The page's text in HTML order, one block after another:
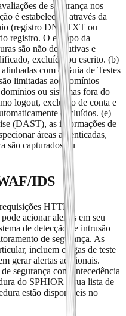
de segurança nos
é estabelecida através da
(registro DNS TXT ou
registro. O escopo da
são não destrutivas e
excluído ou escrito. (b)
com o Guia de Testes
limitadas aos domínios
ou sistemas fora do
logout, exclusão de conta e
excluídos. (e)
(DAST), as informações de
áreas autenticadas,
são capturados ou
IDS
HTTP
acionar alertas em seu
de detecção de intrusão
de segurança. As
incluem cargas de teste
gerar alertas adicionais.
segurança com antecedência
do SPHIOR à sua lista de
estão disponíveis no